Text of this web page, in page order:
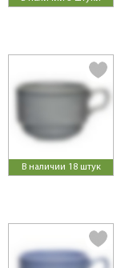
В наличии 18 штук